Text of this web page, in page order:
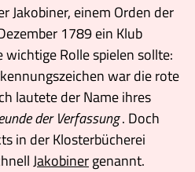
Jakobiner, einem Orden der
1789 ein Klub
Rolle spielen sollte:
war die rote
lautete der Name ihres
der Verfassung. Doch
in der Klosterbücherei
Jakobinergenannt.